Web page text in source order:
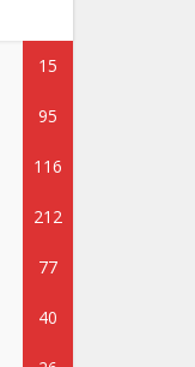
15
95
116
212
77
40